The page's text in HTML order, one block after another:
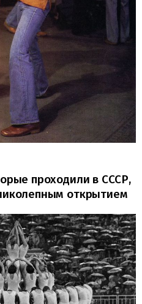
проходили в СССР,
открытием